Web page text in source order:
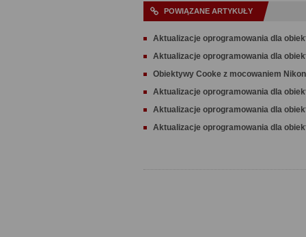
POWIĄZANE ARTYKUŁY
Aktualizacje oprogramowania dla
Aktualizacje oprogramowania dla
Obiektywy Cooke z mocowaniem
Aktualizacje oprogramowania dla
Aktualizacje oprogramowania dla
Aktualizacje oprogramowania dla